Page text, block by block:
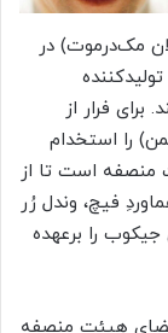
مک‌درموت) در
فرار از
را استخدام
است تا از
فیچ، وندل رُر
را برعهده
هیئت منصفه